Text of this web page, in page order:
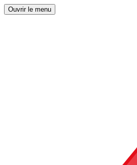
Ouvrir le menu